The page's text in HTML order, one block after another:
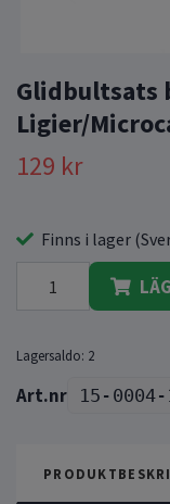
Glidbultsats
Ligier/
129 kr
Finns i lager
Lagersaldo: 2
15-0004-